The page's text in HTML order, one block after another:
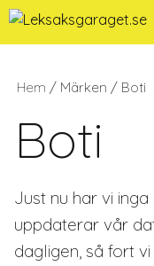
Hoppa
till
Hem / Märken / Boti
Boti
Just nu har vi
uppdaterar vår
dagligen, så fort